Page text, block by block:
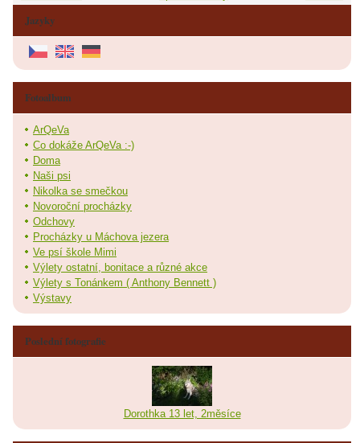
Jazyky
Fotoalbum
ArQeVa
Co dokáže ArQeVa :-)
Doma
Naši psi
Nikolka se smečkou
Novoroční procházky
Odchovy
Procházky u Máchova jezera
Ve psí škole Mimi
Výlety ostatní, bonitace a různé akce
Výlety s Tonánkem ( Anthony Bennett )
Výstavy
Poslední fotografie
Dorothka 13 let, 2měsíce